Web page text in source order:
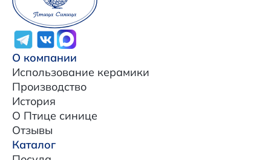
О компании
Использование керамики
Производство
История
О Птице синице
Отзывы
Каталог